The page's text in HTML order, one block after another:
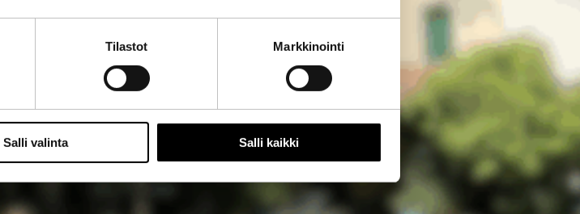
Tilastot Markkinointi
Salli valinta Salli kaikki